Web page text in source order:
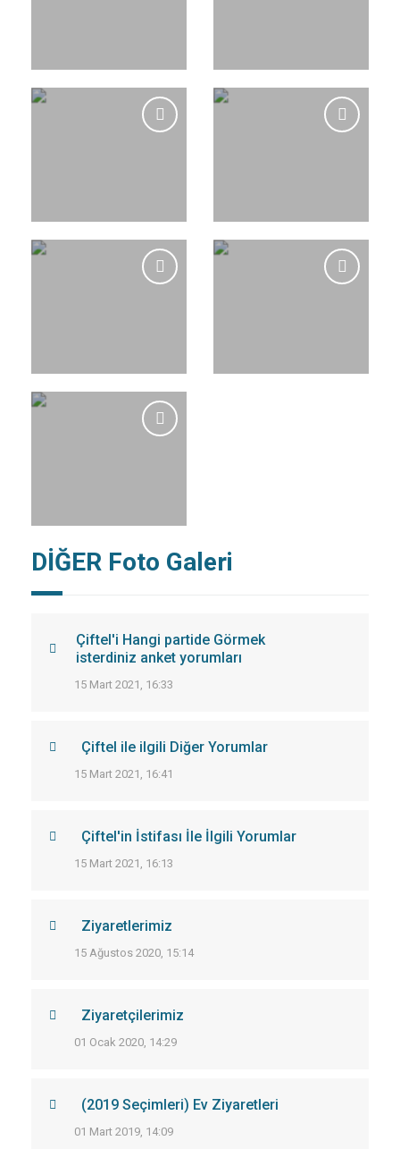
DİĞER Foto Galeri
Çiftel'i Hangi partide Görmek
isterdiniz anket yorumları
15 Mart 2021, 16:33
Çiftel ile ilgili Diğer Yorumlar
15 Mart 2021, 16:41
Çiftel'in İstifası İle İlgili Yorumlar
15 Mart 2021, 16:13
Ziyaretlerimiz
15 Ağustos 2020, 15:14
Ziyaretçilerimiz
01 Ocak 2020, 14:29
(2019 Seçimleri) Ev Ziyaretleri
01 Mart 2019, 14:09